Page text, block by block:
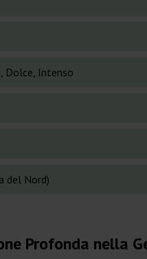
Dolce, Intenso
del Nord)
Profonda nella